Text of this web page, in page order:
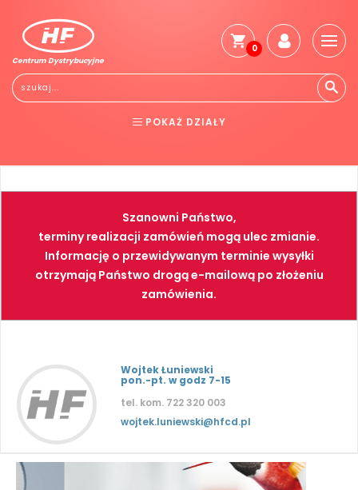
Centrum Dystrybucyjne
0
POKAŻ DZIAŁY
NARZĘDZIA SPAWALNICTWO
FARBY PNEUMATYKA
Szanowni Państwo,
terminy realizacji zamówień mogą ulec zmianie.
Informację o przewidywanym terminie wysyłki
otrzymają Państwo drogą e-mailową po złożeniu
zamówienia.
Wojtek Łuniewski
pon.-pt. w godz 7-15
tel. kom. 722 320 003
wojtek.luniewski@hfcd.pl